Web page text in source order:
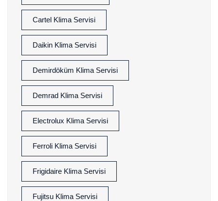
Cartel Klima Servisi
Daikin Klima Servisi
Demirdöküm Klima Servisi
Demrad Klima Servisi
Electrolux Klima Servisi
Ferroli Klima Servisi
Frigidaire Klima Servisi
Fujitsu Klima Servisi